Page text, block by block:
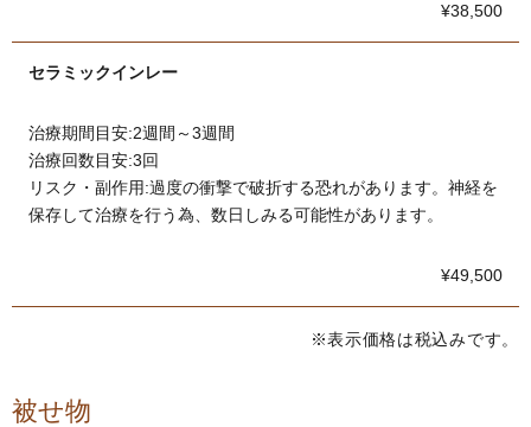
¥38,500
セラミックインレー
治療期間目安:2週間～3週間
治療回数目安:3回
リスク・副作用:過度の衝撃で破折する恐れがあります。神経を
保存して治療を行う為、数日しみる可能性があります。
¥49,500
※表示価格は税込みです。
被せ物